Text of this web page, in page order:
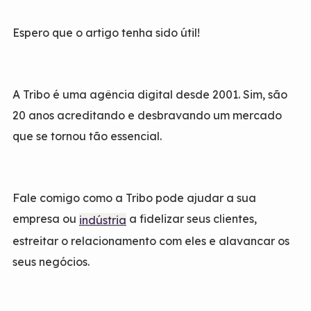
Espero que o artigo tenha sido útil!
A Tribo é uma agência digital desde 2001. Sim, são
20 anos acreditando e desbravando um mercado
que se tornou tão essencial.
Fale comigo como a Tribo pode ajudar a sua
empresa ou indústria a fidelizar seus clientes,
estreitar o relacionamento com eles e alavancar os
seus negócios.